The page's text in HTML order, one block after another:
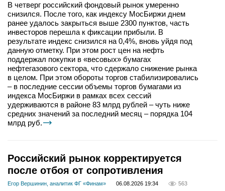
В четверг российский фондовый рынок умеренно
снизился. После того, как индексу МосБиржи днем
ранее удалось закрыться выше 2300 пунктов, часть
инвесторов перешла к фиксации прибыли. В
результате индекс снизился на 0,4%, вновь уйдя под
данную отметку. При этом рост цен на нефть
поддержал покупки в «весовых» бумагах
нефтегазового сектора, что сдержало снижение рынка
в целом. При этом обороты торгов стабилизировались
– в последние сессии объемы торгов бумагами из
индекса МосБиржи в рамках всех сессий
удерживаются в районе 83 млрд рублей – чуть ниже
средних значений за последний месяц – порядка 104
млрд руб.
Российский рынок корректируется
после отбоя от сопротивления
Егор Вершинин, аналитик ФГ «Финам» 06.08.2026 19:34 563